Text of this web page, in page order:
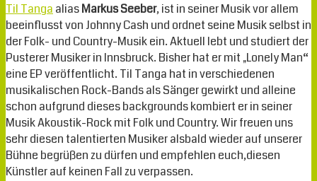
Til Tanga aliasMarkus Seeber, ist in seiner Musik vor allem
beeinflusst von Johnny Cash und ordnet seine Musik selbst in
der Folk- und Country-Musik ein. Aktuell lebt und studiert der
Pusterer Musiker in Innsbruck. Bisher hat er mit „Lonely Man“
eine EP veröffentlicht. Til Tanga hat in verschiedenen
musikalischen Rock-Bands als Sänger gewirkt und alleine
schon aufgrund dieses backgrounds kombiert er in seiner
Musik Akoustik-Rock mit Folk und Country. Wir freuen uns
sehr diesen talentierten Musiker alsbald wieder auf unserer
Bühne begrüßen zu dürfen und empfehlen euch,diesen
Künstler auf keinen Fall zu verpassen.